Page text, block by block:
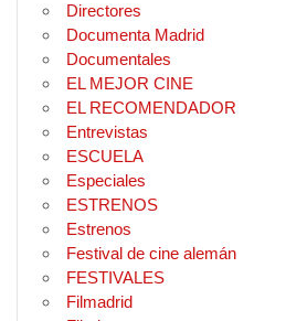
Directores
Documenta Madrid
Documentales
EL MEJOR CINE
EL RECOMENDADOR
Entrevistas
ESCUELA
Especiales
ESTRENOS
Estrenos
Festival de cine alemán
FESTIVALES
Filmadrid